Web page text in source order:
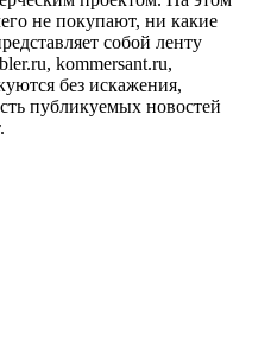
не покупают, ни какие
собой ленту
kommersant.ru,
без искажения,
публикуемых новостей